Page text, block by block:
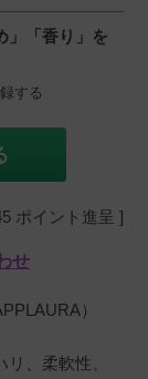
」「香り」を
する
ポイント進呈 ]
せ
）
、柔軟性、